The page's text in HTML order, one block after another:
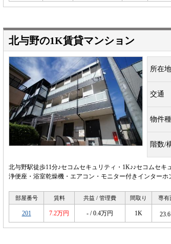
北与野の1K賃貸マンション
所在地
交通
物件
階数/
北与野駅徒歩11分♪セコムセキュリティ・1K♪♪セコムセ
浄便座・浴室乾燥機・エアコン・モニター付きインター
部屋番号 賃料 共益 / 管理費 間取り 専有
201 7.2万円 - / 0.4万円 1K